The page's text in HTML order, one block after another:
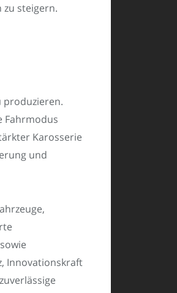
steigern.
produzieren.
Fahrmodus
Karosserie
und
Innovationskraft